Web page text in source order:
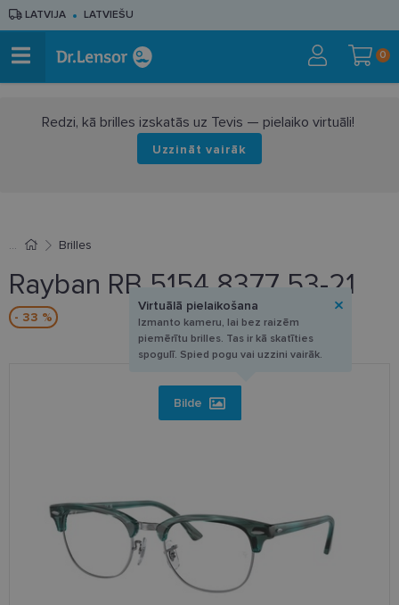
LATVIJA LATVIEŠU
0
Redzi, kā brilles izskatās uz Tevis — pielaiko virtuāli!
Uzzināt vairāk
Brilles
Rayban RB 5154 8377 53-21
- 33 %
Bilde
Virtuālā pielaikošana
Izmanto kameru, lai bez raizēm
piemērītu brilles. Tas ir kā skatīties
spogulī. Spied pogu vai uzzini vairāk.